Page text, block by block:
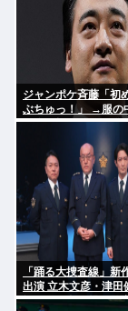
ジャンポケ斉藤「初
ぶちゅっ！」 →服の
れ胸を揉み始める。
「踊る大捜査線」新
出演 立木文彦・津田
智一・野島健児ら警